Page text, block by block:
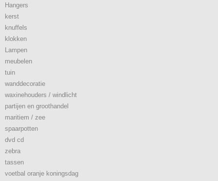
Hangers
kerst
knuffels
klokken
Lampen
meubelen
tuin
wanddecoratie
waxinehouders / windlicht
partijen en groothandel
maritiem / zee
spaarpotten
dvd cd
zebra
tassen
voetbal oranje koningsdag